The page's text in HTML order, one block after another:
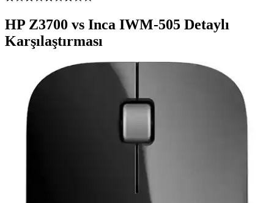
HP Z3700 vs Inca IWM-505 Detaylı
Karşılaştırması